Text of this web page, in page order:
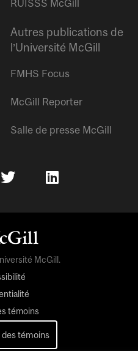
RUISSS McGill
Autres publications de
l’Université McGill
FMHS Focus
McGill Reporter
Salle de presse McGill
McGill.
témoins
témoins